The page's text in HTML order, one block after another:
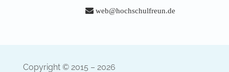
web@hochschulfreun.de
Copyright © 2015 – 2026